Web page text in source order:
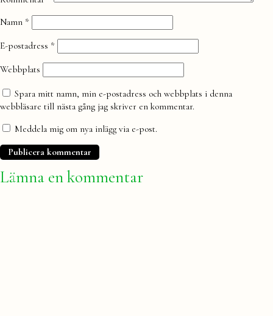
Namn *
E-postadress *
Webbplats
Spara mitt namn, min e-postadress och webbplats i denna
webbläsare till nästa gång jag skriver en kommentar.
Meddela mig om nya inlägg via e-post.
Lämna en kommentar